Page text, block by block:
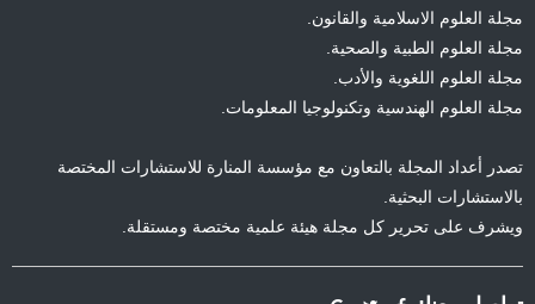
مجلة العلوم الاسلامية والقانون.
مجلة العلوم الطبية والصحية.
مجلة العلوم اللغوية والأدب.
مجلة العلوم الهندسية وتكنولوجيا المعلومات.
تصدر أعداد المجلة بالتعاون مع مؤسسة المنارة للاستشارات المختصة
بالاستشارات البحثية.
ويشرف على تحرير كل مجلة هيئة علمية مختصة ومستقلة.